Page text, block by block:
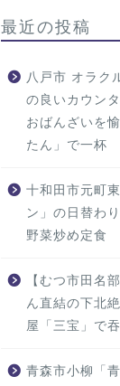
最近の投稿
八戸市 オラク
の良いカウン
おばんざいを
たん」で一杯
十和田市元町
ン」の日替わ
野菜炒め定食
【むつ市田名
ん直結の下北
屋「三宝」で
青森市小柳「